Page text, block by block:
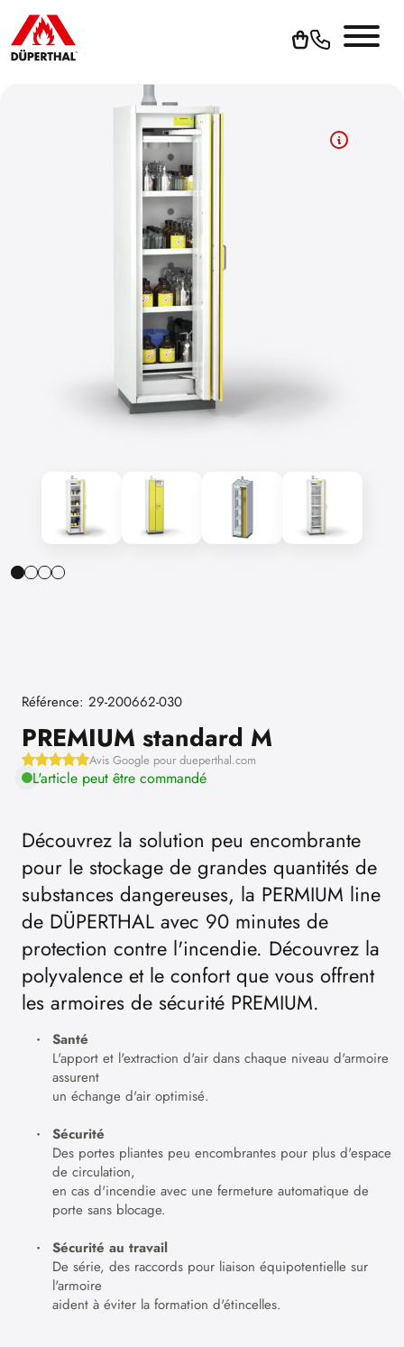
Référence: 29-200662-030
PREMIUM standard M
Avis Google pour dueperthal.com
L'article peut être commandé
Découvrez la solution peu encombrante
pour le stockage de grandes quantités de
substances dangereuses, la PERMIUM line
de DÜPERTHAL avec 90 minutes de
protection contre l'incendie. Découvrez la
polyvalence et le confort que vous offrent
les armoires de sécurité PREMIUM.
Santé
L'apport et l'extraction d'air dans chaque niveau d'armoire
assurent
un échange d'air optimisé.
Sécurité
Des portes pliantes peu encombrantes pour plus d'espace
de circulation,
en cas d'incendie avec une fermeture automatique de
porte sans blocage.
Sécurité au travail
De série, des raccords pour liaison équipotentielle sur
l'armoire
aident à éviter la formation d'étincelles.